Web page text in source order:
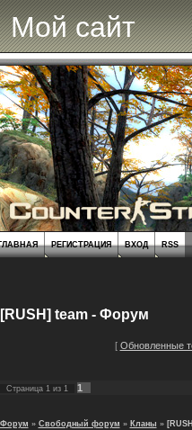
Мой сайт
РЕГИСТРАЦИЯ ВХОД RSS
[RUSH] team - Форум
[ Обновленные
Страница 1из 1 1
Форум » Свободный форум » Кланы »